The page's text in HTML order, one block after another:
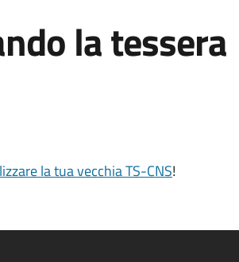
la tessera
la tua vecchia TS-CNS!